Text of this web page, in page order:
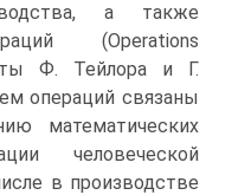
а также
(Operations
Ф. Тейлора и Г.
операций связаны
математических
человеческой
в производстве